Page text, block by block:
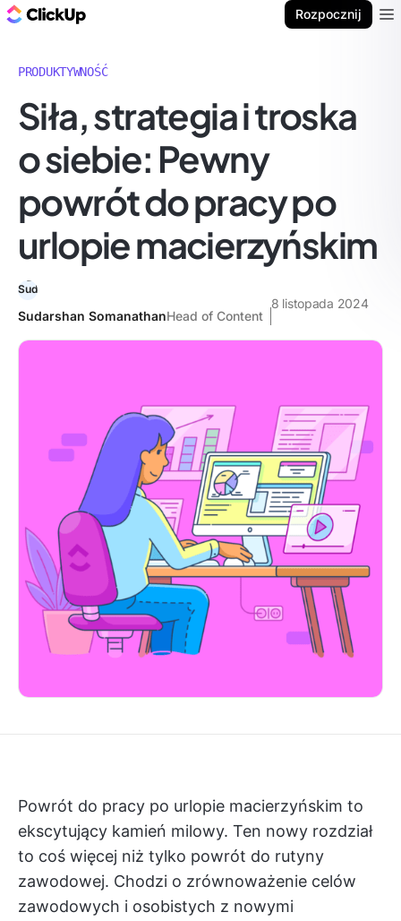
Rozpocznij
PRODUKTYWNOŚĆ
Siła, strategia i troska
o siebie: Pewny
powrót do pracy po
urlopie macierzyńskim
Sudarshan SomanathanHead of Content
8 listopada 2024
Powrót do pracy po urlopie macierzyńskim to
ekscytujący kamień milowy. Ten nowy rozdział
to coś więcej niż tylko powrót do rutyny
zawodowej. Chodzi o zrównoważenie celów
zawodowych i osobistych z nowymi